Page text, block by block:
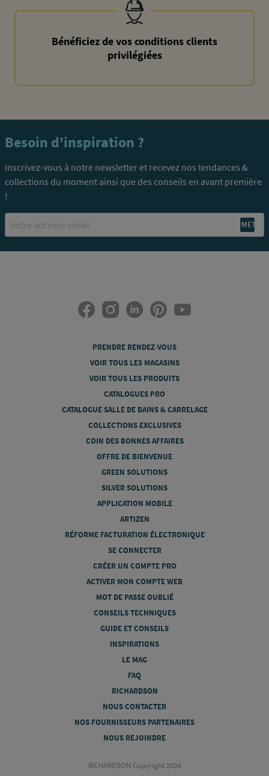
Bénéficiez de vos conditions clients
privilégiées
Besoin d'inspiration ?
Inscrivez-vous à notre newsletter et recevez nos tendances &
collections du moment ainsi que des conseils en avant première
!
Email
PRENDRE RENDEZ-VOUS
VOIR TOUS LES MAGASINS
VOIR TOUS LES PRODUITS
CATALOGUES PRO
CATALOGUE SALLE DE BAINS & CARRELAGE
COLLECTIONS EXCLUSIVES
COIN DES BONNES AFFAIRES
OFFRE DE BIENVENUE
GREEN SOLUTIONS
SILVER SOLUTIONS
APPLICATION MOBILE
ARTIZEN
RÉFORME FACTURATION ÉLECTRONIQUE
SE CONNECTER
CRÉER UN COMPTE PRO
ACTIVER MON COMPTE WEB
MOT DE PASSE OUBLIÉ
CONSEILS TECHNIQUES
GUIDE ET CONSEILS
INSPIRATIONS
LE MAG
FAQ
RICHARDSON
NOUS CONTACTER
NOS FOURNISSEURS PARTENAIRES
NOUS REJOINDRE
RICHARDSON Copyright 2024